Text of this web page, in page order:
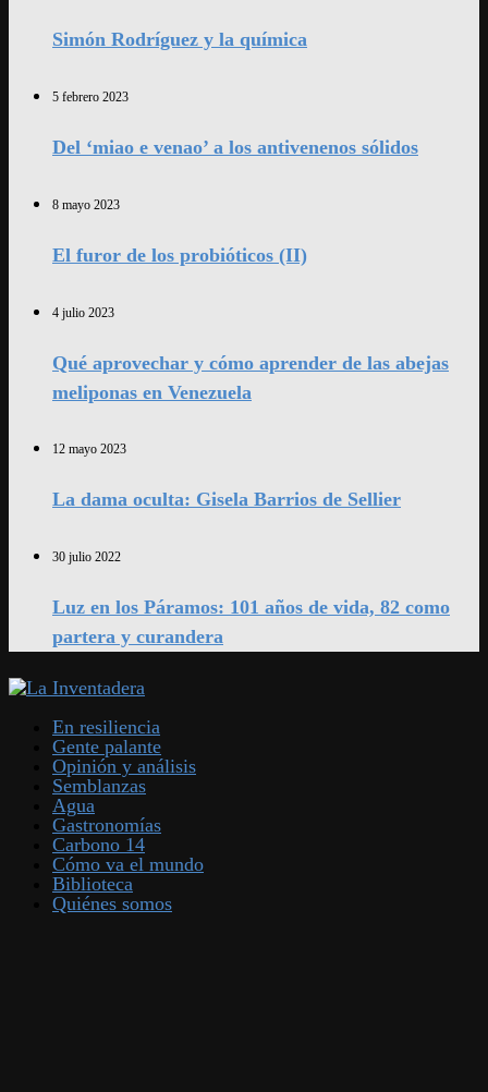
Simón Rodríguez y la química
5 febrero 2023
Del ‘miao e venao’ a los antivenenos sólidos
8 mayo 2023
El furor de los probióticos (II)
4 julio 2023
Qué aprovechar y cómo aprender de las abejas
meliponas en Venezuela
12 mayo 2023
La dama oculta: Gisela Barrios de Sellier
30 julio 2022
Luz en los Páramos: 101 años de vida, 82 como
partera y curandera
En resiliencia
Gente palante
Opinión y análisis
Semblanzas
Agua
Gastronomías
Carbono 14
Cómo va el mundo
Biblioteca
Quiénes somos